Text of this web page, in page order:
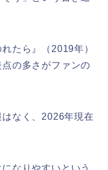
たら』（2019年）
の多さがファンの
なく、2026年現在
なりやすいという